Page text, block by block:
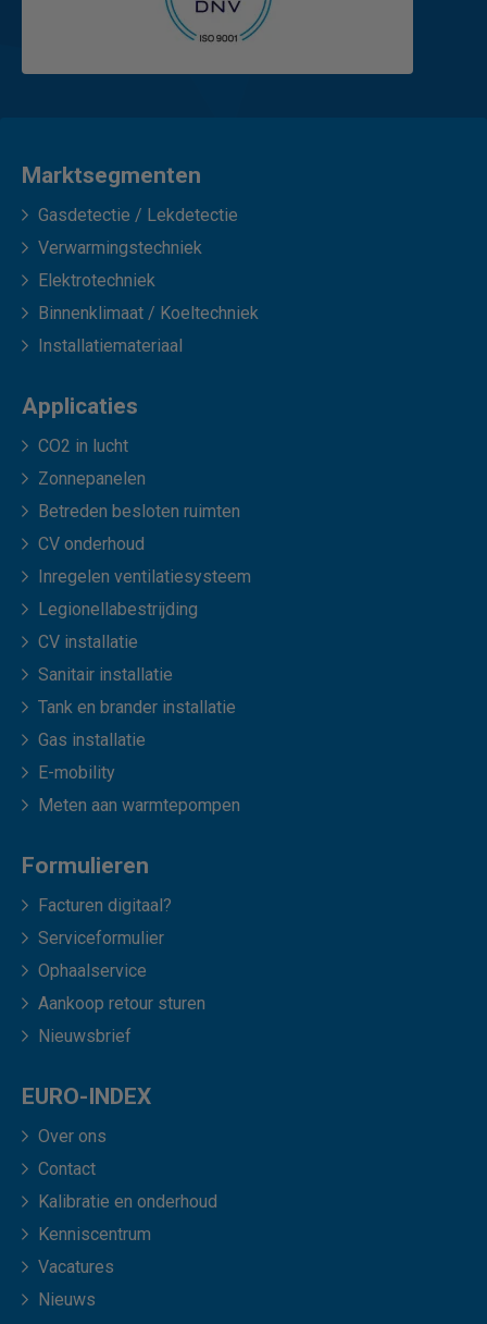
Marktsegmenten
Gasdetectie / Lekdetectie
Verwarmingstechniek
Elektrotechniek
Binnenklimaat / Koeltechniek
Installatiemateriaal
Applicaties
CO2 in lucht
Zonnepanelen
Betreden besloten ruimten
CV onderhoud
Inregelen ventilatiesysteem
Legionellabestrijding
CV installatie
Sanitair installatie
Tank en brander installatie
Gas installatie
E-mobility
Meten aan warmtepompen
Formulieren
Facturen digitaal?
Serviceformulier
Ophaalservice
Aankoop retour sturen
Nieuwsbrief
EURO-INDEX
Over ons
Contact
Kalibratie en onderhoud
Kenniscentrum
Vacatures
Nieuws